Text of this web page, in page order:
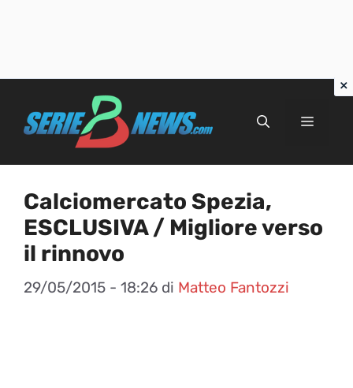
Menu
Calciomercato Spezia,
ESCLUSIVA / Migliore verso
il rinnovo
29/05/2015 - 18:26 di Matteo Fantozzi